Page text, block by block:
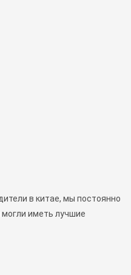
в китае, мы постоянно
иметь лучшие